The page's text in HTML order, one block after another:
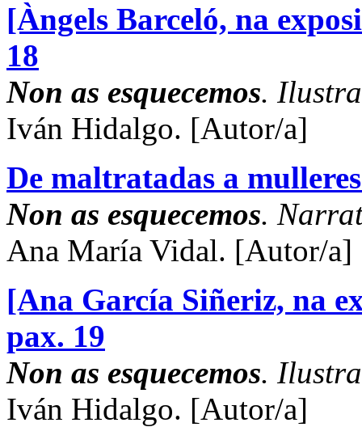
[Àngels Barceló, na
18
Non as esquecemos.
Iván Hidalgo. [Autor/a]
De maltratadas a
Non as esquecemos.
Ana María Vidal. [Autor/a]
[Ana García Siñeriz, na
pax. 19
Non as esquecemos.
Iván Hidalgo. [Autor/a]